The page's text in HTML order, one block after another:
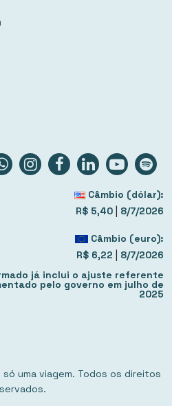
Câmbio (dólar):
R$ 5,40 | 8/7/2026
Câmbio (euro):
R$ 6,22 | 8/7/2026
já inclui o ajuste referente
pelo governo em julho de
2025
uma viagem. Todos os direitos